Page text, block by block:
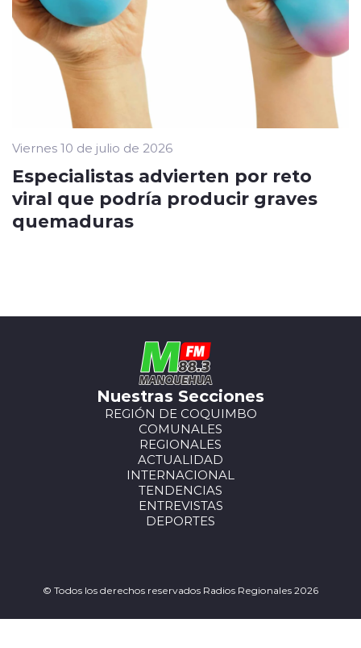
Viernes 10 de julio de 2026
Especialistas advierten por reto
viral que podría producir graves
quemaduras
Nuestras Secciones
REGIÓN DE COQUIMBO
COMUNALES
REGIONALES
ACTUALIDAD
INTERNACIONAL
TENDENCIAS
ENTREVISTAS
DEPORTES
© Todos los derechos reservados Radios Regionales 2026